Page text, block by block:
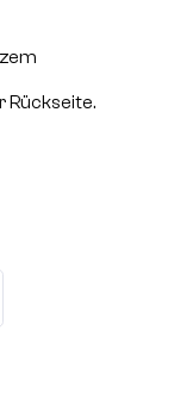
Rückseite.